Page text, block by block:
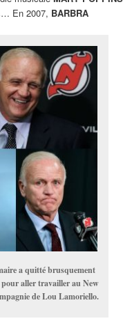
En 2007, BARBRA
a quitté brusquement
aller travailler au New
de Lou Lamoriello.